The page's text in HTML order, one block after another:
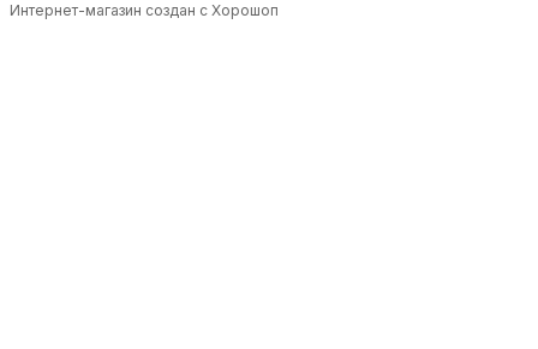
Интернет-магазин создан с Хорошоп